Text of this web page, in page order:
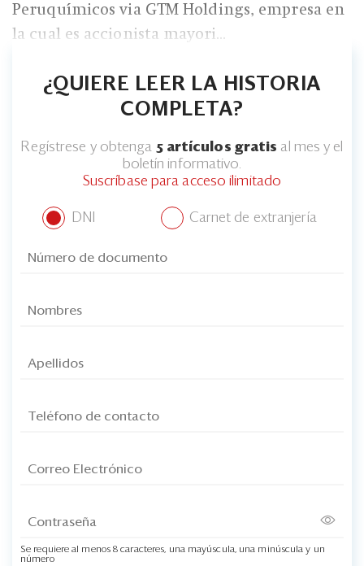
Peruquímicos via GTM Holdings, empresa en
la cual es accionista mayori...
¿QUIERE LEER LA HISTORIA
COMPLETA?
Regístrese y obtenga 5 artículos gratis al mes y el
boletín informativo.
Suscríbase para acceso ilimitado
DNI Carnet de extranjería
Se requiere al menos 8 caracteres, una mayúscula, una minúscula y un
número